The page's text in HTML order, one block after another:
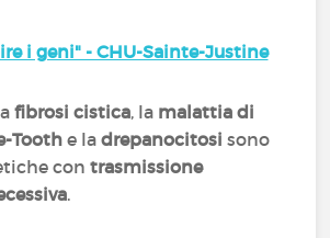
i geni" - CHU-Sainte-Justine
fibrosi cistica, la malattia di
Toothe ladrepanocitosi sono
contrasmissione
.